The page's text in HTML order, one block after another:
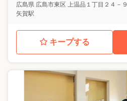
広島県 広島市東区 上温品１丁目２４－９
矢賀駅
キープする